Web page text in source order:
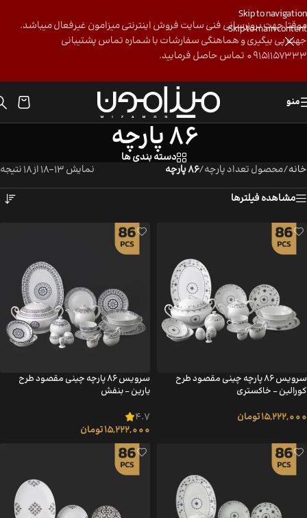
Skip to navigation
Skip to main content
موقتا جهت بروزرسانی فنی سایت فروش اینترنتی میزامون غیرفعال میباشد.
جهت پی ییگیری و هماهنگی سفارشات با شماره تماس پشتیبانی
09151157333 تماس حاصل فرمایید.
منو
86 پارچه
دسته بندی ها
خانه/محصول تعداد پارچه/86 پارچه
نمایش 13–18 از 18 نتیجه
مشاهده فیلترها
سرویس ۸۶ پارچه چینی مقصود طرح
کورالین – خاکستری
15,222,000تومان
سرویس ۸۶ پارچه چینی مقصود طرح
یارین – بنفش
4.7
15,222,000تومان